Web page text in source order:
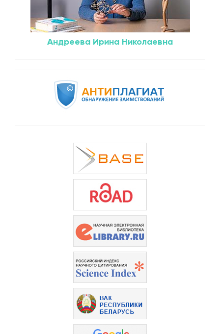
Андреева Ирина Николаевна